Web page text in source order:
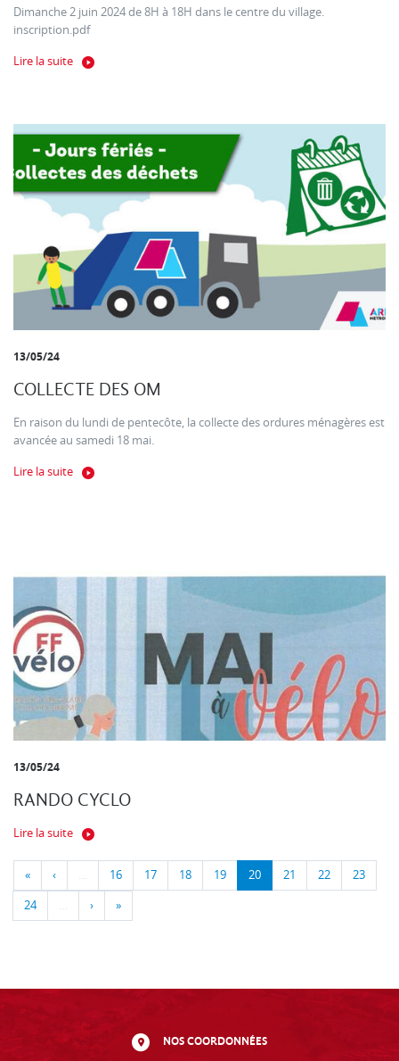
Dimanche 2 juin 2024 de 8H à 18H dans le centre du village.
inscription.pdf
Lire la suite
13/05/24
COLLECTE DES OM
En raison du lundi de pentecôte, la collecte des ordures ménagères est
avancée au samedi 18 mai.
Lire la suite
13/05/24
RANDO CYCLO
Lire la suite
« ‹ … 16 17 18 19 20 21 22 23
24 … › »
NOS COORDONNÉES